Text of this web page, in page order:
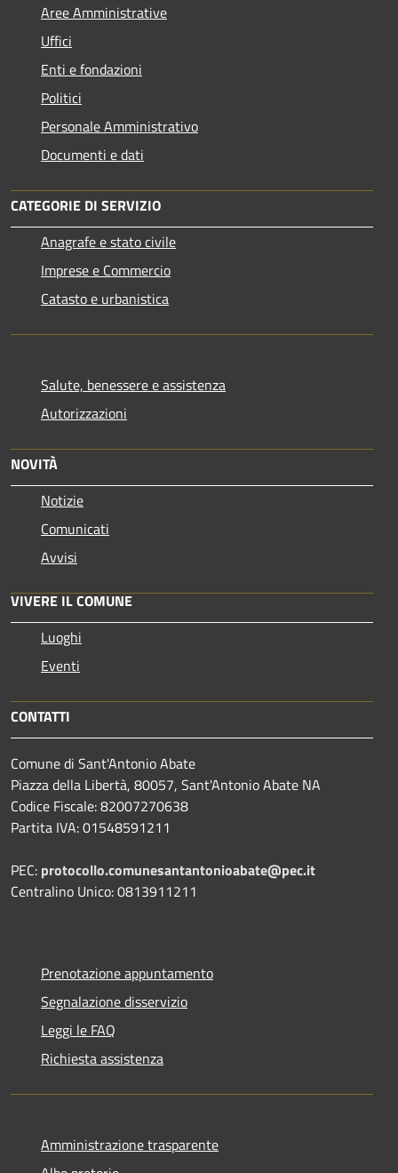
Aree Amministrative
Uffici
Enti e fondazioni
Politici
Personale Amministrativo
Documenti e dati
CATEGORIE DI SERVIZIO
Anagrafe e stato civile
Imprese e Commercio
Catasto e urbanistica
Salute, benessere e assistenza
Autorizzazioni
NOVITÀ
Notizie
Comunicati
Avvisi
VIVERE IL COMUNE
Luoghi
Eventi
CONTATTI
Comune di Sant'Antonio Abate
Piazza della Libertà, 80057, Sant'Antonio Abate NA
Codice Fiscale: 82007270638
Partita IVA: 01548591211
PEC: protocollo.comunesantantonioabate@pec.it
Centralino Unico: 0813911211
Prenotazione appuntamento
Segnalazione disservizio
Leggi le FAQ
Richiesta assistenza
Amministrazione trasparente